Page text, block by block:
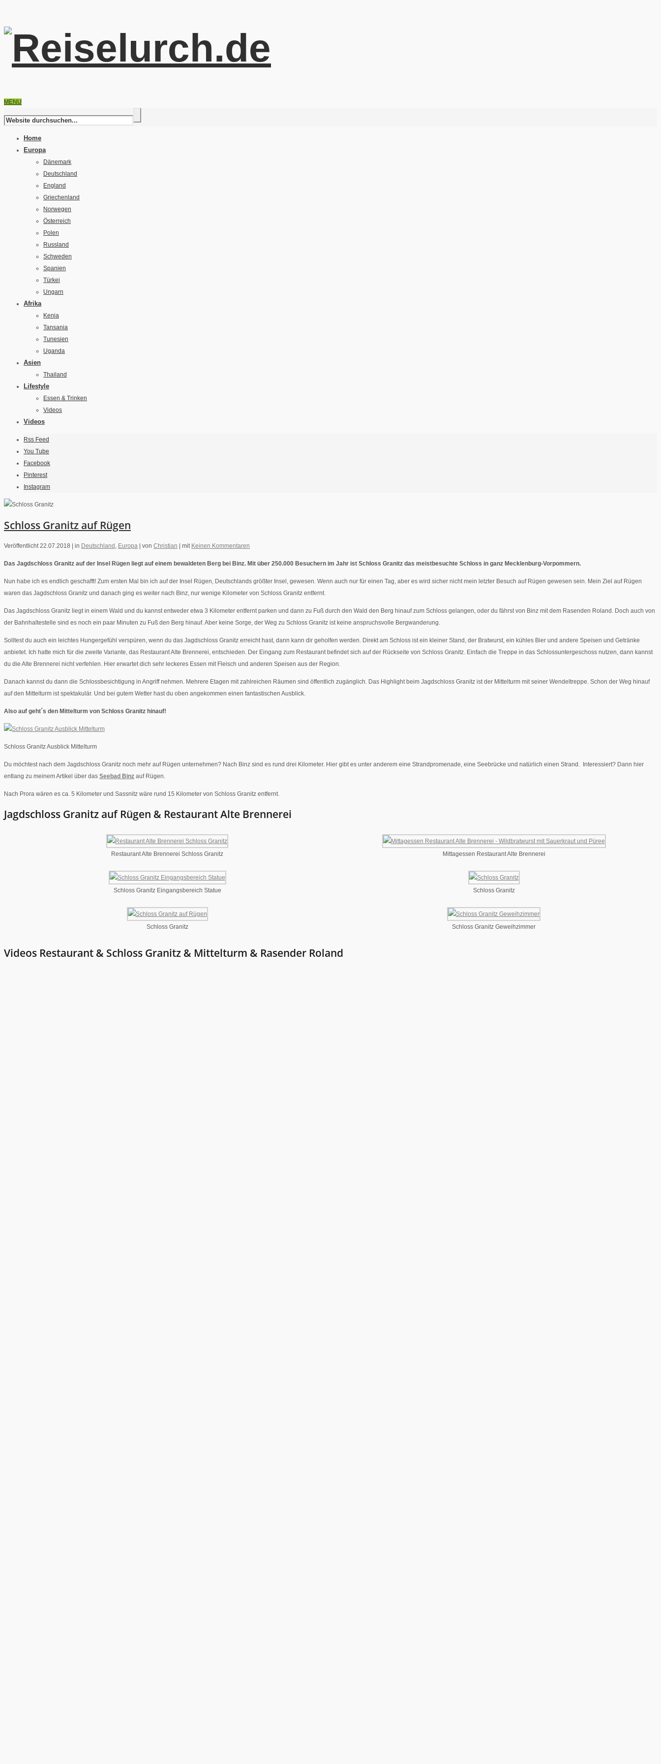
MENU
Home
Europa
Dänemark
Deutschland
England
Griechenland
Norwegen
Österreich
Polen
Russland
Schweden
Spanien
Türkei
Ungarn
Afrika
Kenia
Tansania
Tunesien
Uganda
Asien
Thailand
Lifestyle
Essen & Trinken
Videos
Videos
Rss Feed
You Tube
Facebook
Pinterest
Instagram
Schloss Granitz auf Rügen
Veröffentlicht 22.07.2018 | in Deutschland , Europa von Christian mit Keinen Kommentaren
Das Jagdschloss Granitz auf der Insel Rügen liegt auf einem bewaldeten Berg bei Binz. Mit über 250.000 Besuchern im Jahr ist Schloss Granitz das meistbesuchte Schloss in ganz Mecklenburg-Vorpommern.
Nun habe ich es endlich geschafft! Zum ersten Mal bin ich auf der Insel Rügen, Deutschlands größter Insel, gewesen. Wenn auch nur für einen Tag, aber es wird sicher nicht mein letzter Besuch auf Rügen gewesen sein. Mein Ziel auf Rügen
waren das Jagdschloss Granitz und danach ging es weiter nach Binz, nur wenige Kilometer von Schloss Granitz entfernt.
Das Jagdschloss Granitz liegt in einem Wald und du kannst entweder etwa 3 Kilometer entfernt parken und dann zu Fuß durch den Wald den Berg hinauf zum Schloss gelangen, oder du fährst von Binz mit dem Rasenden Roland. Doch auch von
der Bahnhaltestelle sind es noch ein paar Minuten zu Fuß den Berg hinauf. Aber keine Sorge, der Weg zu Schloss Granitz ist keine anspruchsvolle Bergwanderung.
Solltest du auch ein leichtes Hungergefühl verspüren, wenn du das Jagdschloss Granitz erreicht hast, dann kann dir geholfen werden. Direkt am Schloss ist ein kleiner Stand, der Bratwurst, ein kühles Bier und andere Speisen und Getränke
anbietet. Ich hatte mich für die zweite Variante, das Restaurant Alte Brennerei, entschieden. Der Eingang zum Restaurant befindet sich auf der Rückseite von Schloss Granitz. Einfach die Treppe in das Schlossuntergeschoss nutzen, dann kannst
du die Alte Brennerei nicht verfehlen. Hier erwartet dich sehr leckeres Essen mit Fleisch und anderen Speisen aus der Region.
Danach kannst du dann die Schlossbesichtigung in Angriff nehmen. Mehrere Etagen mit zahlreichen Räumen sind öffentlich zugänglich. Das Highlight beim Jagdschloss Granitz ist der Mittelturm mit seiner Wendeltreppe. Schon der Weg hinauf
auf den Mittelturm ist spektakulär. Und bei gutem Wetter hast du oben angekommen einen fantastischen Ausblick.
Also auf geht´s den Mittelturm von Schloss Granitz hinauf!
Schloss Granitz Ausblick Mittelturm
Du möchtest nach dem Jagdschloss Granitz noch mehr auf Rügen unternehmen? Nach Binz sind es rund drei Kilometer. Hier gibt es unter anderem eine Strandpromenade, eine Seebrücke und natürlich einen Strand. Interessiert? Dann hier
entlang zu meinem Artikel über das Seebad Binz auf Rügen.
Nach Prora wären es ca. 5 Kilometer und Sassnitz wäre rund 15 Kilometer von Schloss Granitz entfernt.
Jagdschloss Granitz auf Rügen & Restaurant Alte Brennerei
Restaurant Alte Brennerei Schloss Granitz Mittagessen Restaurant Alte Brennerei
Schloss Granitz Eingangsbereich Statue Schloss Granitz
Schloss Granitz Schloss Granitz Geweihzimmer
Videos Restaurant & Schloss Granitz & Mittelturm & Rasender Roland